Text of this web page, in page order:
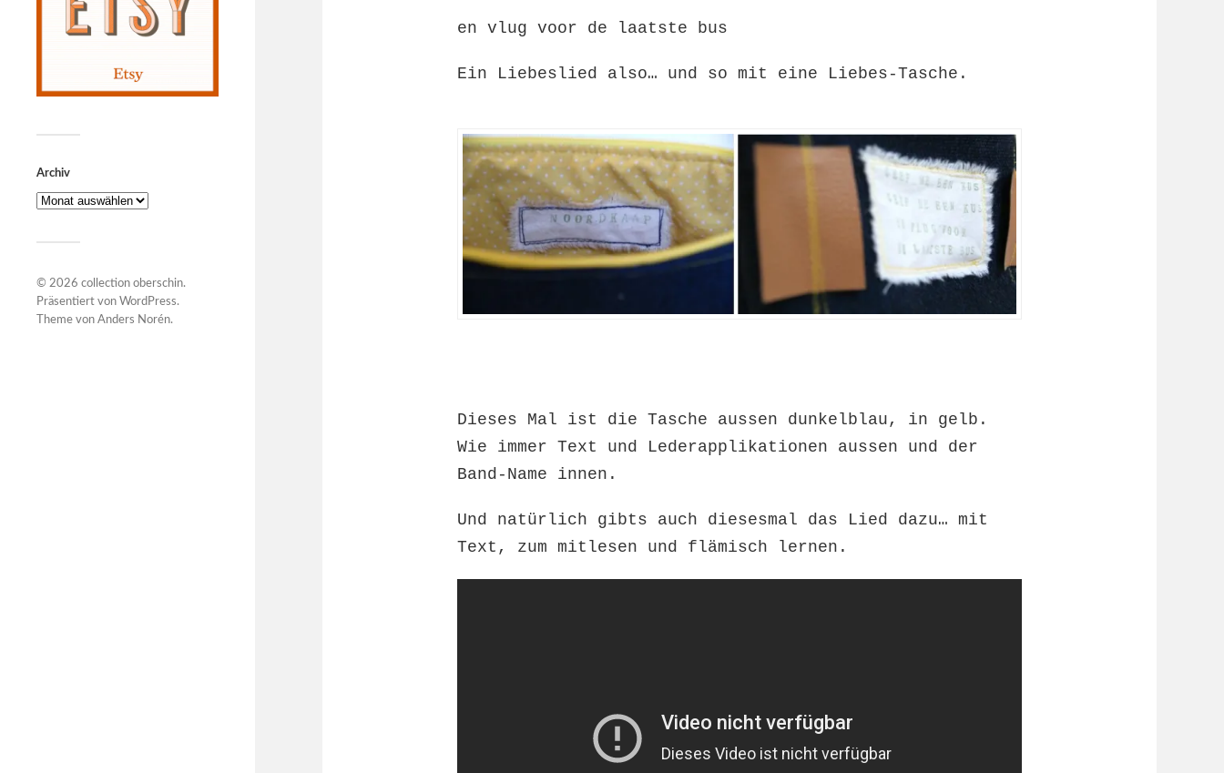
Archiv
© 2026 collection oberschin.
Präsentiert von WordPress.
Theme von Anders Norén.
en vlug voor de laatste bus
Ein Liebeslied also… und so mit eine Liebes-Tasche.
Dieses Mal ist die Tasche aussen dunkelblau, in gelb.
Wie immer Text und Lederapplikationen aussen und der
Band-Name innen.
Und natürlich gibts auch diesesmal das Lied dazu… mit
Text, zum mitlesen und flämisch lernen.